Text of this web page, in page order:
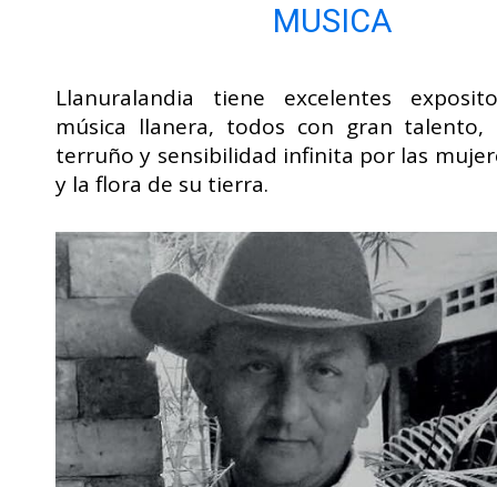
MUSICA
Llanuralandia tiene excelentes
música llanera, todos con gran
terruño y sensibilidad infinita por las
y la flora de su tierra.